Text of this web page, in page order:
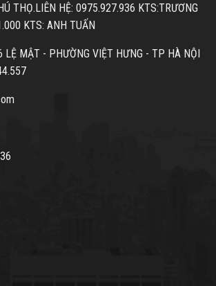
THỌ.LIÊN HỆ: 0975.927.936 KTS:TRƯƠNG
KTS: ANH TUẤN
LỆ MẬT - PHƯỜNG VIỆT HƯNG - TP HÀ NỘI